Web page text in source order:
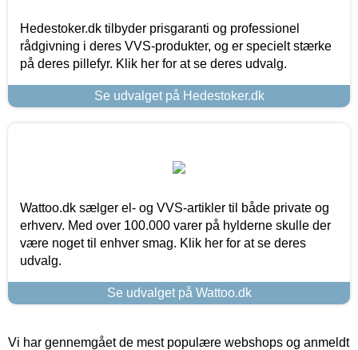
Hedestoker.dk tilbyder prisgaranti og professionel
rådgivning i deres VVS-produkter, og er specielt stærke
på deres pillefyr. Klik her for at se deres udvalg.
Se udvalget på Hedestoker.dk
Wattoo.dk sælger el- og VVS-artikler til både private og
erhverv. Med over 100.000 varer på hylderne skulle der
være noget til enhver smag. Klik her for at se deres
udvalg.
Se udvalget på Wattoo.dk
Vi har gennemgået de mest populære webshops og anmeldt